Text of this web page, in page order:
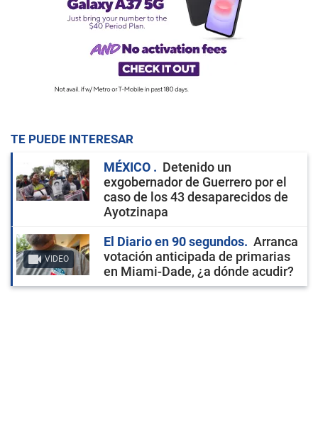
TE PUEDE INTERESAR
MÉXICO
Detenido un
exgobernador de Guerrero por el
caso de los 43 desaparecidos de
Ayotzinapa
VIDEO
El Diario en 90 segundos
Arranca
votación anticipada de primarias
en Miami-Dade, ¿a dónde acudir?